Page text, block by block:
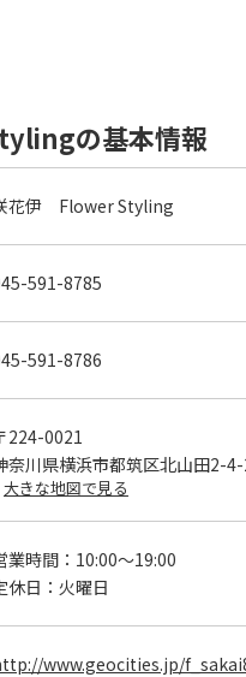
の基本情報
花伊 Flower Styling
591-8785
591-8786
224-0021
奈川県横浜市都筑区北山田2-
大きな地図で見る
業時間： 10:00～19:00
休日： 火曜日
www.geocities.jp/